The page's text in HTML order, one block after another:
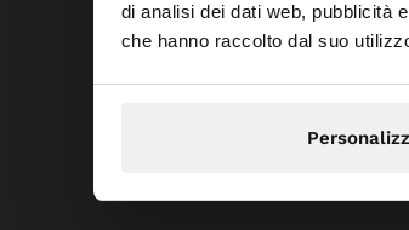
di analisi dei dati web, pubblicità
che hanno raccolto dal suo
Stai accedendo al sito